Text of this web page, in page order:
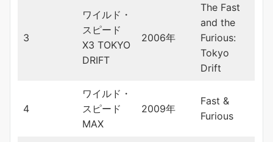
3
ワイルド・
スピード
X3 TOKYO
DRIFT
2006年
The Fast
and the
Furious:
Tokyo
Drift
4
ワイルド・
スピード
MAX
2009年
Fast &
Furious